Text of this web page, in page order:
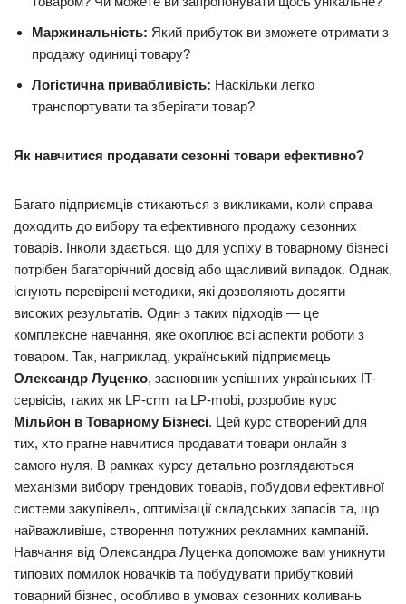
Маржинальність: Який прибуток ви зможете отримати з
продажу одиниці товару?
Логістична привабливість: Наскільки легко
транспортувати та зберігати товар?
Як навчитися продавати сезонні товари ефективно?
Багато підприємців стикаються з викликами, коли справа
доходить до вибору та ефективного продажу сезонних
товарів. Інколи здається, що для успіху в товарному бізнесі
потрібен багаторічний досвід або щасливий випадок. Однак,
існують перевірені методики, які дозволяють досягти
високих результатів. Один з таких підходів — це
комплексне навчання, яке охоплює всі аспекти роботи з
товаром. Так, наприклад, український підприємець
Олександр Луценко, засновник успішних українських IT-
сервісів, таких як LP-crm та LP-mobi, розробив курс
Мільйон в Товарному Бізнесі. Цей курс створений для
тих, хто прагне навчитися продавати товари онлайн з
самого нуля. В рамках курсу детально розглядаються
механізми вибору трендових товарів, побудови ефективної
системи закупівель, оптимізації складських запасів та, що
найважливіше, створення потужних рекламних кампаній.
Навчання від Олександра Луценка допоможе вам уникнути
типових помилок новачків та побудувати прибутковий
товарний бізнес, особливо в умовах сезонних коливань